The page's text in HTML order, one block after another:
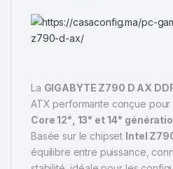
La GIGABYTE Z790 D AX
ATX performante conçue
Core 12ᵉ, 13ᵉ et 14ᵉ
Basée sur le chipset Intel
équilibre entre puissance,